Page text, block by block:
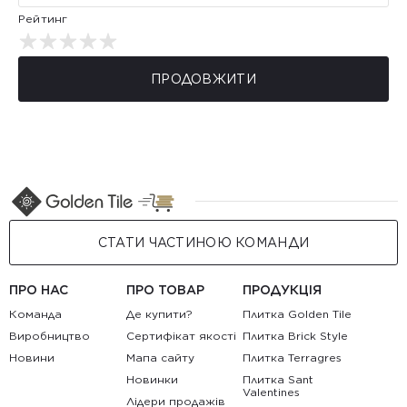
Рейтинг
ПРОДОВЖИТИ
СТАТИ ЧАСТИНОЮ КОМАНДИ
ПРО НАС
Команда
Виробництво
Новини
ПРО ТОВАР
Де купити?
Сертифікат якості
Мапа сайту
Новинки
Лідери продажів
ПРОДУКЦІЯ
Плитка Golden Tile
Плитка Brick Style
Плитка Terragres
Плитка Sant
Valentines